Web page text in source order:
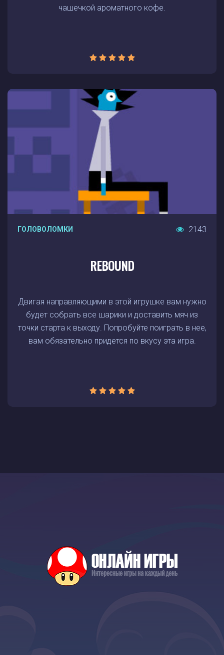
чашечкой ароматного кофе.
ГОЛОВОЛОМКИ 2143
REBOUND
Двигая направляющими в этой игрушке вам нужно
будет собрать все шарики и доставить мяч из
точки старта к выходу. Попробуйте поиграть в нее,
вам обязательно придется по вкусу эта игра.